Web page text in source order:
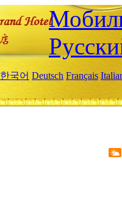
한국어 Deutsch Français